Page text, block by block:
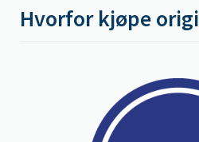
Hvorfor kjøpe